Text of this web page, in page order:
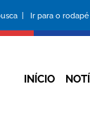
| Ir para o
INÍCIO